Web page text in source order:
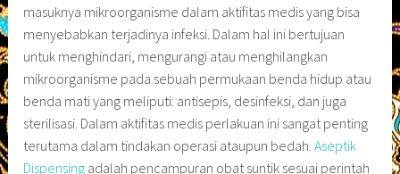
masuknya mikroorganisme dalam aktifitas medis yang bisa
menyebabkan terjadinya infeksi. Dalam hal ini bertujuan
untuk menghindari, mengurangi atau menghilangkan
mikroorganisme pada sebuah permukaan benda hidup atau
benda mati yang meliputi: antisepis, desinfeksi, dan juga
sterilisasi. Dalam aktifitas medis perlakuan ini sangat penting
terutama dalam tindakan operasi ataupun bedah.Aseptik
Dispensing adalah pencampuran obat suntik sesuai perintah